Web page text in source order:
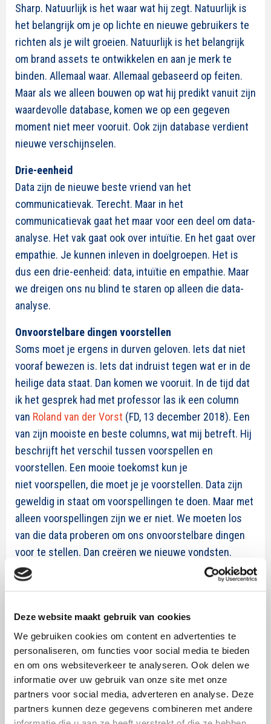
Deze website maakt gebruik van cookies
We gebruiken cookies om content en advertenties te
personaliseren, om functies voor social media te bieden
en om ons websiteverkeer te analyseren. Ook delen we
informatie over uw gebruik van onze site met onze
partners voor social media, adverteren en analyse. Deze
partners kunnen deze gegevens combineren met andere
Sharp. Natuurlijk is het waar wat hij zegt. Natuurlijk is
het belangrijk om je op lichte en nieuwe gebruikers te
richten als je wilt groeien. Natuurlijk is het belangrijk
om brand assets te ontwikkelen en aan je merk te
binden. Allemaal waar. Allemaal gebaseerd op feiten.
Maar als we alleen bouwen op wat hij predikt vanuit zijn
waardevolle database, komen we op een gegeven
moment niet meer vooruit. Ook zijn database verdient
nieuwe verschijnselen.
Drie-eenheid
Data zijn de nieuwe beste vriend van het
communicatievak. Terecht. Maar in het
communicatievak gaat het maar voor een deel om data-
analyse. Het vak gaat ook over intuïtie. En het gaat over
empathie. Je kunnen inleven in doelgroepen. Het is
dus een drie-eenheid: data, intuïtie en empathie. Maar
we dreigen ons nu blind te staren op alleen die data-
analyse.
Onvoorstelbare dingen voorstellen
Soms moet je ergens in durven geloven. Iets dat niet
vooraf bewezen is. Iets dat indruist tegen wat er in de
heilige data staat. Dan komen we vooruit. In de tijd dat
ik het gesprek had met professor las ik een column
van Roland van der Vorst (FD, 13 december 2018). Een
van zijn mooiste en beste columns, wat mij betreft. Hij
beschrijft het verschil tussen voorspellen en
voorstellen. Een mooie toekomst kun je
niet voorspellen, die moet je je voorstellen. Data zijn
geweldig in staat om voorspellingen te doen. Maar met
alleen voorspellingen zijn we er niet. We moeten los
van die data proberen om ons onvoorstelbare dingen
voor te stellen. Dan creëren we nieuwe vondsten.
Vondsten die ons vooruit brengen. Vondsten die de
doen. Ons vak gaat ook over vermogen om je voor te
stellen dat de wereld (of een merk, of een branche of
een toepassing) totaal anders kan zijn.